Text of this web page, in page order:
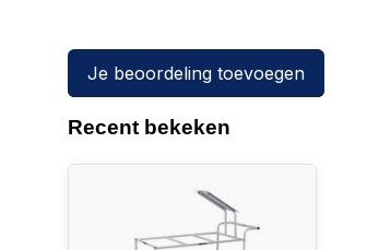
Je beoordeling toevoegen
Recent bekeken